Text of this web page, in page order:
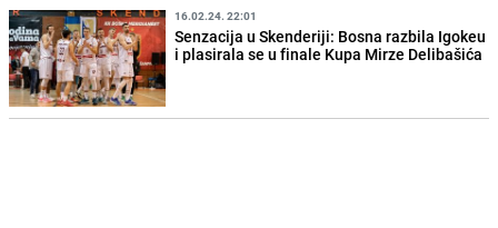
16.02.24. 22:01
Senzacija u Skenderiji: Bosna razbila Igokeu
i plasirala se u finale Kupa Mirze Delibašića